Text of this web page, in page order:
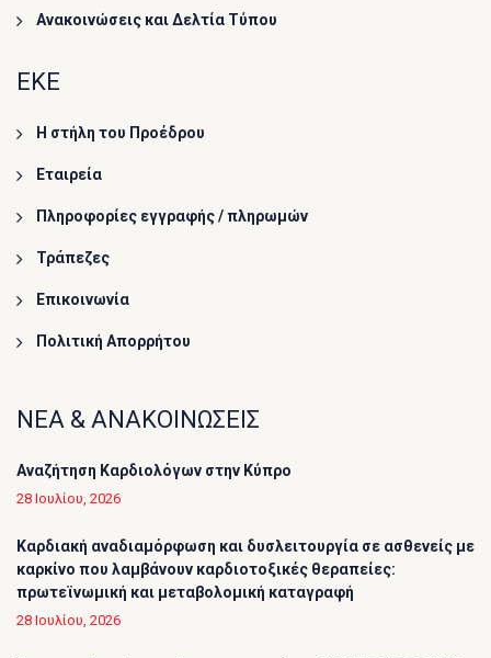
Ανακοινώσεις και Δελτία Τύπου
ΕΚΕ
Η στήλη του Προέδρου
Εταιρεία
Πληροφορίες εγγραφής / πληρωμών
Τράπεζες
Επικοινωνία
Πολιτική Απορρήτου
ΝΕΑ & ΑΝΑΚΟΙΝΩΣΕΙΣ
Αναζήτηση Καρδιολόγων στην Κύπρο
28 Ιουλίου, 2026
Καρδιακή αναδιαμόρφωση και δυσλειτουργία σε ασθενείς με
καρκίνο που λαμβάνουν καρδιοτοξικές θεραπείες:
πρωτεϊνωμική και μεταβολομική καταγραφή
28 Ιουλίου, 2026